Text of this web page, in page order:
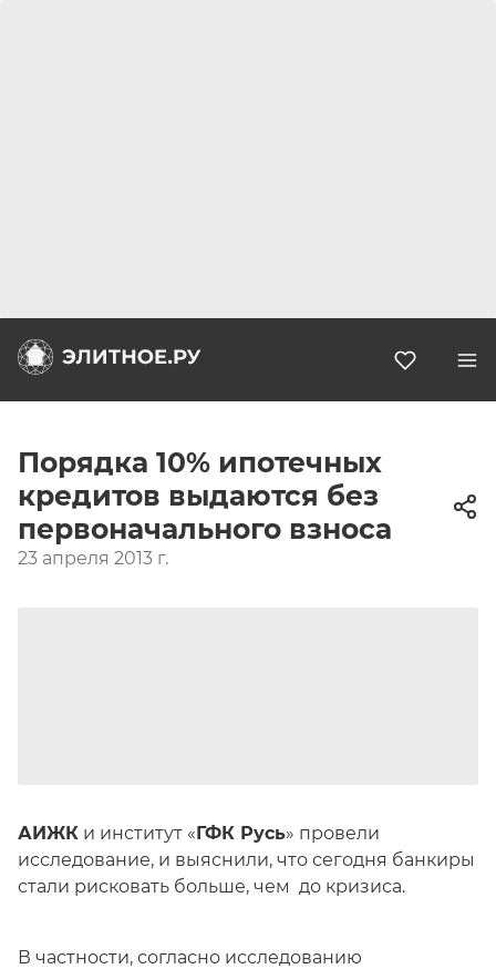
Порядка 10% ипотечных
кредитов выдаются без
первоначального взноса
23 апреля 2013 г.
АИЖК и институт «ГФК Русь» провели
исследование, и выяснили, что сегодня банкиры
стали рисковать больше, чем до кризиса.
В частности, согласно исследованию